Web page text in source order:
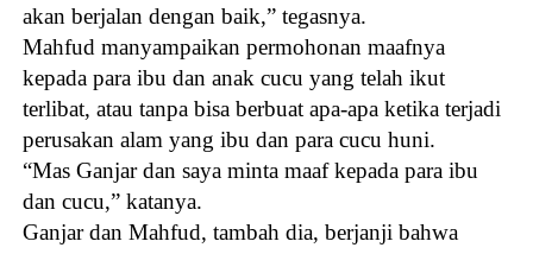
akan berjalan dengan baik,” tegasnya.
Mahfud manyampaikan permohonan maafnya
kepada para ibu dan anak cucu yang telah ikut
terlibat, atau tanpa bisa berbuat apa-apa ketika terjadi
perusakan alam yang ibu dan para cucu huni.
“Mas Ganjar dan saya minta maaf kepada para ibu
dan cucu,” katanya.
Ganjar dan Mahfud, tambah dia, berjanji bahwa